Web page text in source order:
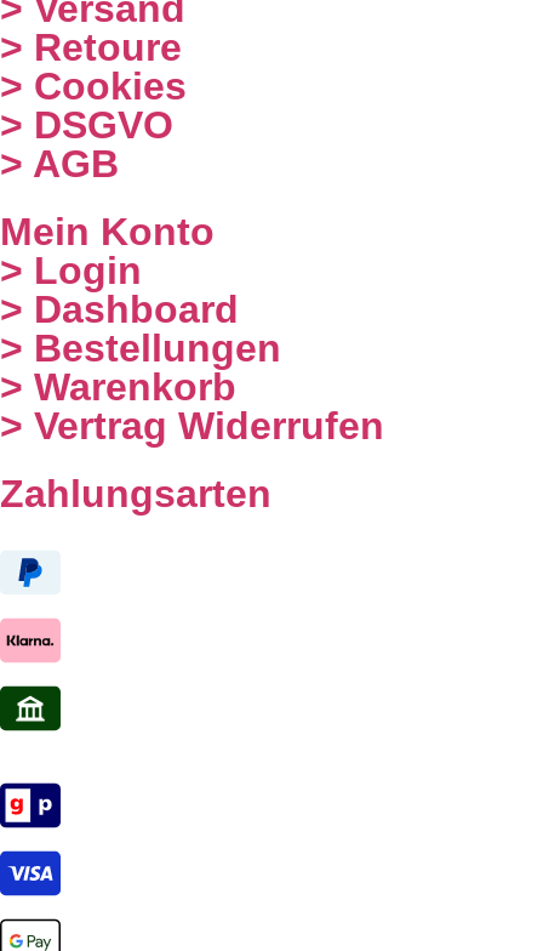
> Retoure
> Cookies
> DSGVO
> AGB
Mein Konto
> Login
> Dashboard
> Bestellungen
> Warenkorb
> Vertrag Widerrufen
Zahlungsarten